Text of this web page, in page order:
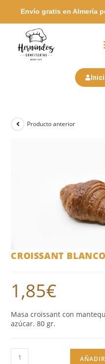
Envío gratis en Almería
Producto anterior
CROISSANT BLANCO
1,85€
Masa croissant con
azúcar. 80 gr.